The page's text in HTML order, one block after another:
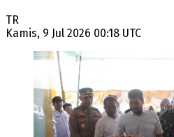
TR
Kamis, 9 Jul 2026 00:18 UTC